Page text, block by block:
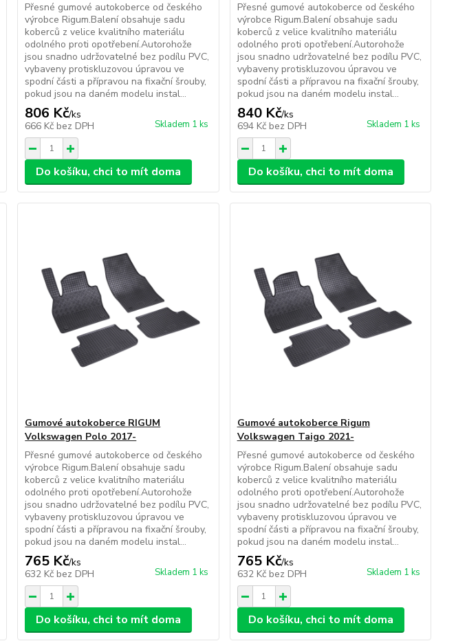
Přesné gumové autokoberce od českého
výrobce Rigum.Balení obsahuje sadu
koberců z velice kvalitního materiálu
odolného proti opotřebení.Autorohože
jsou snadno udržovatelné bez podílu PVC,
vybaveny protiskluzovou úpravou ve
spodní části a přípravou na fixační šrouby,
pokud jsou na daném modelu instal...
806 Kč/ks
666 Kč bez DPH Skladem 1 ks
Do košíku, chci to mít doma
Přesné gumové autokoberce od českého
výrobce Rigum.Balení obsahuje sadu
koberců z velice kvalitního materiálu
odolného proti opotřebení.Autorohože
jsou snadno udržovatelné bez podílu PVC,
vybaveny protiskluzovou úpravou ve
spodní části a přípravou na fixační šrouby,
pokud jsou na daném modelu instal...
840 Kč/ks
694 Kč bez DPH Skladem 1 ks
Do košíku, chci to mít doma
Gumové autokoberce RIGUM
Volkswagen Polo 2017-
Přesné gumové autokoberce od českého
výrobce Rigum.Balení obsahuje sadu
koberců z velice kvalitního materiálu
odolného proti opotřebení.Autorohože
jsou snadno udržovatelné bez podílu PVC,
vybaveny protiskluzovou úpravou ve
spodní části a přípravou na fixační šrouby,
pokud jsou na daném modelu instal...
765 Kč/ks
632 Kč bez DPH Skladem 1 ks
Do košíku, chci to mít doma
Gumové autokoberce Rigum
Volkswagen Taigo 2021-
Přesné gumové autokoberce od českého
výrobce Rigum.Balení obsahuje sadu
koberců z velice kvalitního materiálu
odolného proti opotřebení.Autorohože
jsou snadno udržovatelné bez podílu PVC,
vybaveny protiskluzovou úpravou ve
spodní části a přípravou na fixační šrouby,
pokud jsou na daném modelu instal...
765 Kč/ks
632 Kč bez DPH Skladem 1 ks
Do košíku, chci to mít doma